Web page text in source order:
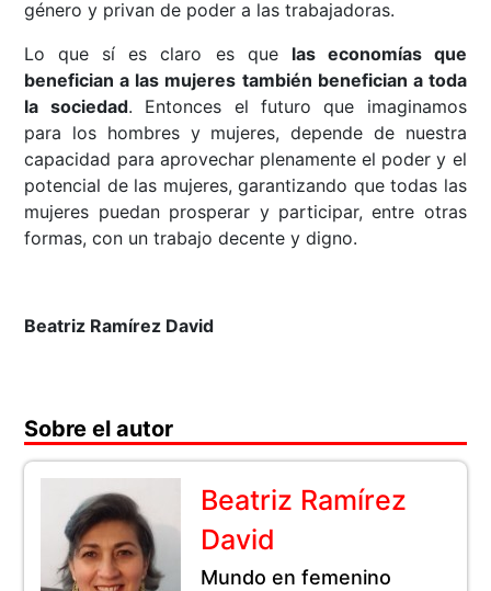
género y privan de poder a las trabajadoras.
Lo que sí es claro es que las economías que
benefician a las mujeres también benefician a toda
la sociedad. Entonces el futuro que imaginamos
para los hombres y mujeres, depende de nuestra
capacidad para aprovechar plenamente el poder y el
potencial de las mujeres, garantizando que todas las
mujeres puedan prosperar y participar, entre otras
formas, con un trabajo decente y digno.
Beatriz Ramírez David
Sobre el autor
Beatriz Ramírez
David
Mundo en femenino